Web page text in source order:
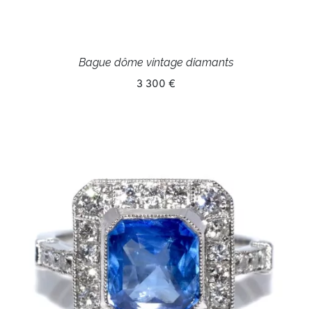
Bague dôme vintage diamants
3 300 €